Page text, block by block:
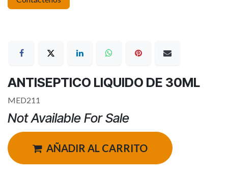
ANTISEPTICO LIQUIDO DE 30ML
MED211
Not Available For Sale
AÑADIR AL CARRITO